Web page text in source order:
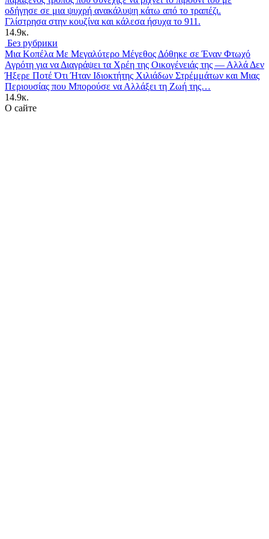
οδήγησε σε μια ψυχρή ανακάλυψη κάτω από το τραπέζι.
Γλίστρησα στην κουζίνα και κάλεσα ήσυχα το 911.
14.9к.
Без рубрики
Μια Κοπέλα Με Μεγαλύτερο Μέγεθος Δόθηκε σε Έναν Φτωχό
Αγρότη για να Διαγράψει τα Χρέη της Οικογένειάς της — Αλλά Δεν
Ήξερε Ποτέ Ότι Ήταν Ιδιοκτήτης Χιλιάδων Στρέμμάτων και Μιας
Περιουσίας που Μπορούσε να Αλλάξει τη Ζωή της…
14.9к.
О сайте